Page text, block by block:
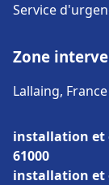
Service
Zone
Lallaing, France
installation et
61000
installation et